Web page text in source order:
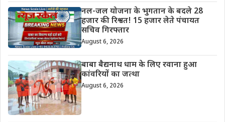
नल-जल योजना के भुगतान के बदले 28
हजार की रिश्वत! 15 हजार लेते पंचायत
सचिव गिरफ्तार
August 6, 2026
बाबा बैद्यनाथ धाम के लिए रवाना हुआ
कांवरियों का जत्था
August 6, 2026